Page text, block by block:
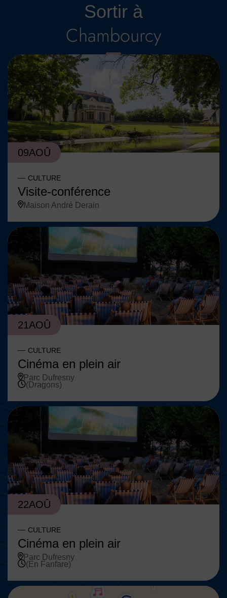
Sortir à
Chambourcy
Visite-conférence
CULTURE
Maison André Derain
09AOÛ
Cinéma en plein air
CULTURE
Parc Dufresny
(Dragons)
21AOÛ
Cinéma en plein air
CULTURE
Parc Dufresny
(En Fanfare)
22AOÛ